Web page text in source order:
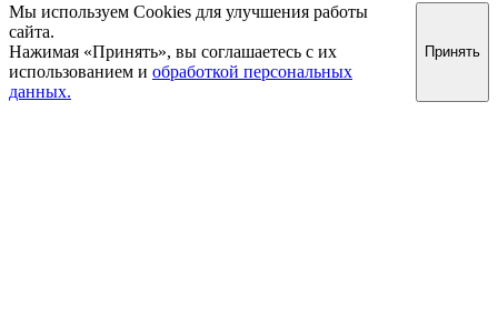
Мы используем Cookies для улучшения работы
сайта.
Нажимая «Принять», вы соглашаетесь с их
использованием и обработкой персональных
данных.
Принять